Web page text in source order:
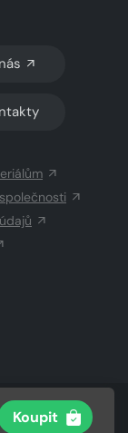
Koupit
a dodavatelé